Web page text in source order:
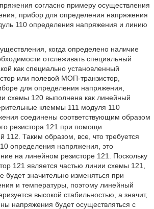
согласно примеру осуществления
прибор для определения напряжения
110 определения напряжения и линию
когда определено наличие
отслеживать специальный
как специально установленный
или полевой МОП-транзистор,
для определения напряжения,
схемы 120 выполнена как линейный
клеммы 111 модуля 110
соединены соответствующим образом
резистора 121 при помощи
112. Таким образом, все, что требуется
определения напряжения, это
на линейном резисторе 121. Поскольку
121 является частью линии схемы 121,
будет значительно изменяться при
и температуры, поэтому линейный
высокой стабильностью, а значит,
напряжения будет осуществляться с